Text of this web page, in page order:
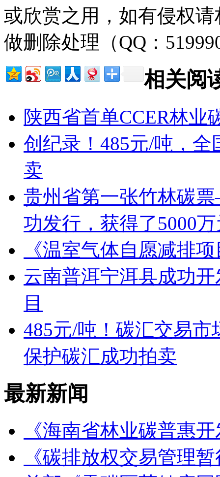
或欣赏之用，如有侵权
做删除处理（QQ：
相关阅
陕西省首单CCER林业
创纪录！485元/吨，
卖
贵州省第一张竹林碳
功发行，获得了5000
《温室气体自愿减排
云南普洱宁洱县成功
目
485元/吨！碳汇交易
保护碳汇成功拍卖
最新新闻
《海南省林业碳普惠
《碳排放权交易管理